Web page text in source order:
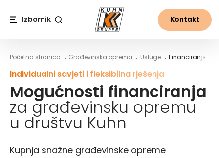
Mogućnosti financiranja za građevinsku opremu u
Najam građevinskih strojeva u društvu Kuhn
Istražite the world of Kuhn
Izbornik Kontakt
Početna stranica Građevinska oprema Usluge Financiranje
Individualni savjeti i fleksibilna rješenja
Mogućnosti financiranja
za građevinsku opremu
u društvu Kuhn
Kupnja snažne građevinske opreme